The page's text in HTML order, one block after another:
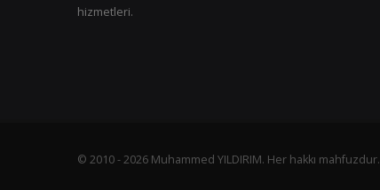
hizmetleri.
© 2010 - 2026 Muhammed YILDIRIM. Her hakkı mahfuzdur.